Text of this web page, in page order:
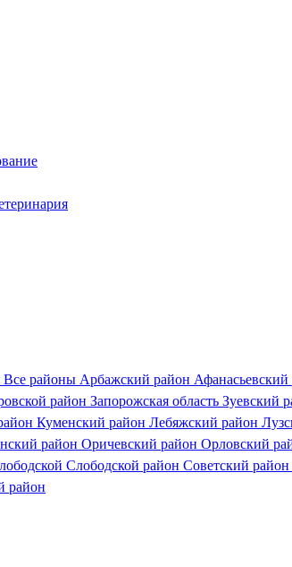
Все районы Арбажский район Афанасьевский
район Запорожская область Зуевский
Куменский район Лебяжский район
район Оричевский район Орловский
Слободской район Советский район
район